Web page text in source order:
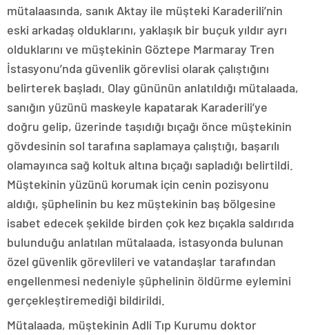
mütalaasında, sanık Aktay ile müşteki Karaderili’nin
eski arkadaş olduklarını, yaklaşık bir buçuk yıldır ayrı
olduklarını ve müştekinin Göztepe Marmaray Tren
İstasyonu’nda güvenlik görevlisi olarak çalıştığını
belirterek başladı. Olay gününün anlatıldığı mütalaada,
sanığın yüzünü maskeyle kapatarak Karaderili’ye
doğru gelip, üzerinde taşıdığı bıçağı önce müştekinin
gövdesinin sol tarafına saplamaya çalıştığı, başarılı
olamayınca sağ koltuk altına bıçağı sapladığı belirtildi.
Müştekinin yüzünü korumak için cenin pozisyonu
aldığı, şüphelinin bu kez müştekinin baş bölgesine
isabet edecek şekilde birden çok kez bıçakla saldırıda
bulunduğu anlatılan mütalaada, istasyonda bulunan
özel güvenlik görevlileri ve vatandaşlar tarafından
engellenmesi nedeniyle şüphelinin öldürme eylemini
gerçekleştiremediği bildirildi.
Mütalaada, müştekinin Adli Tıp Kurumu doktor